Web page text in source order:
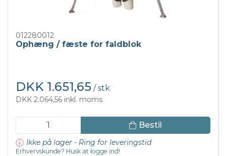
012280012
Ophæng / fæste for faldblok
DKK 1.651,65 / stk
DKK 2.064,56 inkl. moms
Bestil
Ikke på lager - Ring for leveringstid
Erhvervskunde? Husk at logge ind!